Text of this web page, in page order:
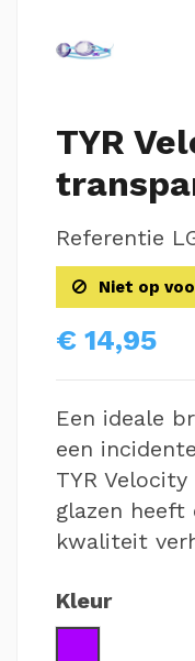
TYR
Referentie
Niet op
€ 14,95
Een ideale
een
TYR
glazen heeft
kwaliteit
Kleur